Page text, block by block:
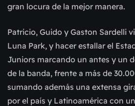
gran locura de la mejor manera.
Patricio, Guido y Gaston Sardelli
Luna Park, y hacer estallar el
Juniors marcando un antes y un
de la banda, frente a más de
sumando además una extensa
por el país y Latinoamérica con